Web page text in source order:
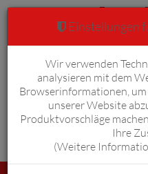
Anmelden
Einstellungen
Wir verwenden
analysieren mit dem
Browserinformationen, um
unserer Website
Produktvorschläge
Ihre
(Weitere